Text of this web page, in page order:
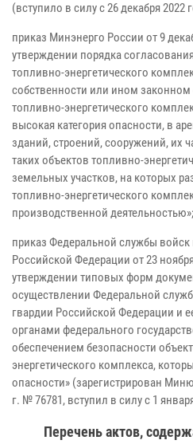
(вступило в силу с 26 декабря 2022
приказ Минэнерго России от 9
утверждении порядка
топливно-энергетического
собственности или ином
топливно-энергетического
высокая категория опасности, в
зданий, строений, сооружений, их
таких объектов топливно-
земельных участков, на которых
топливно-энергетического
производственной деятельностью»;
приказ Федеральной службы
Российской Федерации от 23
утверждении типовых форм
осуществлении Федеральной
гвардии Российской Федерации и
органами федерального
обеспечением безопасности
энергетического комплекса,
опасности» (зарегистрирован
г. № 76781, вступил в силу с 1
Перечень актов,